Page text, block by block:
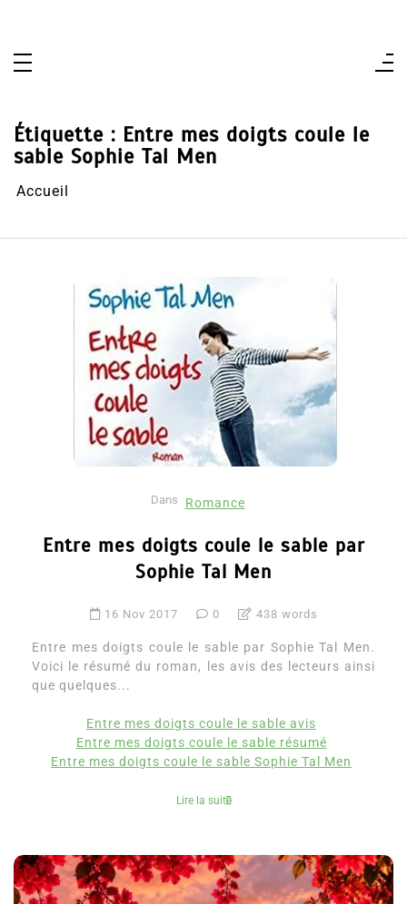
Étiquette : Entre mes doigts coule le
sable Sophie Tal Men
Accueil
Dans Romance
Entre mes doigts coule le sable par
Sophie Tal Men
16 Nov 2017 0 438 words
Entre mes doigts coule le sable par Sophie Tal Men.
Voici le résumé du roman, les avis des lecteurs ainsi
que quelques...
Entre mes doigts coule le sable avis
Entre mes doigts coule le sable résumé
Entre mes doigts coule le sable Sophie Tal Men
Lire la suite